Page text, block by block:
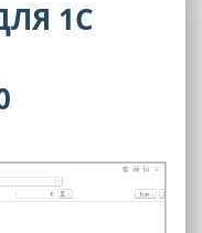
1С